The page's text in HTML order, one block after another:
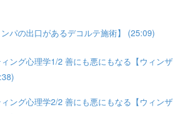
パの出口があるデコルテ施術】 (25:09)
ング心理学1/2 善にも悪にもなる【ウィンザ
ング心理学2/2 善にも悪にもなる【ウィンザ